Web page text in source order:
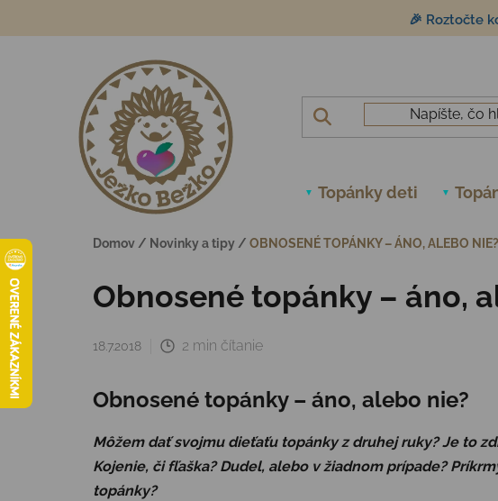
🎉 Roztočte
Topánky deti
Domov / Novinky a tipy / OBNOSENÉ TOPÁNKY – ÁNO, ALEBO NIE?
Obnosené topánky – áno,
18.7.2018 2 min čítanie
Obnosené topánky – áno, alebo nie?
Môžem dať svojmu dieťaťu topánky z druhej ruky? Je to
Kojenie, či fľaška? Dudel, alebo v žiadnom prípade?
topánky?